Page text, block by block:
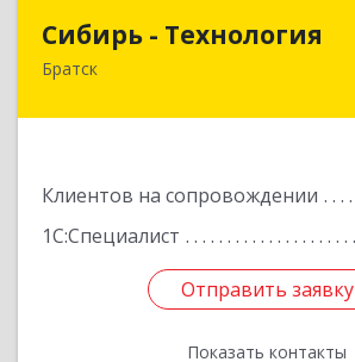
Сибирь - Технология
Братск
Клиентов на сопровождении
1С:Специалист
Отправить заявку
Показать контакты
Отправить заявку
Назад